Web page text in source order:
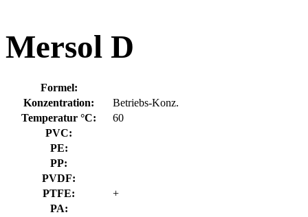
Mersol D
Formel:
Konzentration:
Betriebs-Konz.
Temperatur °C:
60
PVC:
PE:
PP:
PVDF:
PTFE:
+
PA: